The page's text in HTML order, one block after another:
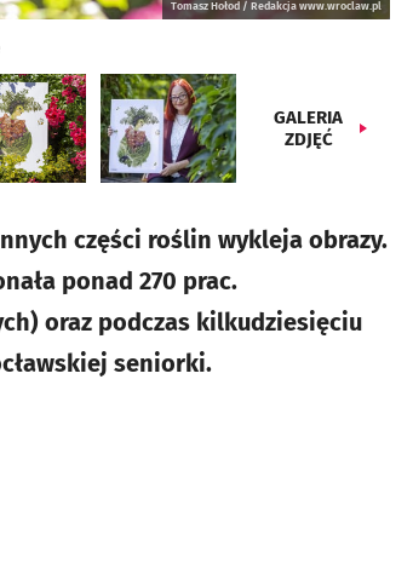
Tomasz Hołod / Redakcja www.wroclaw.pl
GALERIA
ZDJĘĆ
części roślin wykleja obrazy.
ponad 270 prac.
oraz podczas kilkudziesięciu
seniorki.